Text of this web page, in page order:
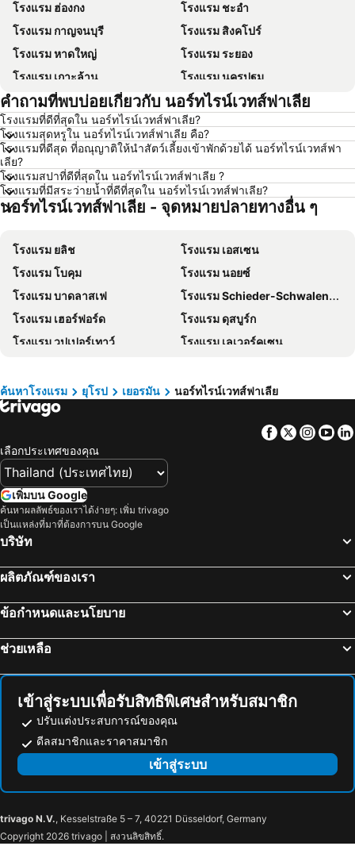
โรงแรม ฮ่องกง
โรงแรม ชะอำ
โรงแรม กาญจนบุรี
โรงแรม สิงคโปร์
โรงแรม หาดใหญ่
โรงแรม ระยอง
โรงแรม เกาะล้าน
โรงแรม นครปฐม
โรงแรม นครราชสีมา
โรงแรม ซินยี่
โรงแรม เขาหลัก
โรงแรม โตเกียว
โรงแรม อุดรธานี
โรงแรม ศรีราชา
โรงแรม กระบี่
โรงแรม นครนายก
โรงแรม นครพนม
โรงแรม ฮ่องกง
โรงแรม Schaffhausen
โรงแรม ไทเป
โรงแรม บาหลี
โรงแรม ลาว
โรงแรม เขตเมืองหลวงบรัสเซลส์
คำถามที่พบบ่อยเกี่ยวกับ นอร์ทไรน์เวทส์ฟาเลีย
โรงแรมที่ดีที่สุดใน นอร์ทไรน์เวทส์ฟาเลีย?
โรงแรมสุดหรูใน นอร์ทไรน์เวทส์ฟาเลีย คือ?
โรงแรมที่ดีสุด ที่อณุญาติให้นำสัตว์เลี้ยงเข้าพักด้วยได้ นอร์ทไรน์เวทส์ฟา
เลีย?
โรงแรมสปาที่ดีที่สุดใน นอร์ทไรน์เวทส์ฟาเลีย ?
โรงแรมที่มีสระว่ายน้ำที่ดีที่สุดใน นอร์ทไรน์เวทส์ฟาเลีย?
นอร์ทไรน์เวทส์ฟาเลีย - จุดหมายปลายทางอื่น ๆ
โรงแรม ยลิช
โรงแรม เอสเซน
โรงแรม โบคุม
โรงแรม นอยซ์
โรงแรม บาดลาสเฟ
โรงแรม Schieder-Schwalenberg
โรงแรม เฮอร์ฟอร์ด
โรงแรม ดุสบูร์ก
โรงแรม วูปเปอร์เทาว์
โรงแรม เลเวอร์คูเซน
โรงแรม โคโลญ
โรงแรม บลูล
ค้นหาโรงแรม ยุโรป เยอรมัน นอร์ทไรน์เวทส์ฟาเลีย
Facebook
Twitter
เลือกประเทศของคุณ
เพิ่มบน Google
ค้นหาผลลัพธ์ของเราได้ง่ายๆ: เพิ่ม trivago
เป็นแหล่งที่มาที่ต้องการบน Google
บริษัท
ผลิตภัณฑ์ของเรา
ข้อกำหนดและนโยบาย
ช่วยเหลือ
เข้าสู่ระบบเพื่อรับสิทธิพิเศษสำหรับสมาชิก
ปรับแต่งประสบการณ์ของคุณ
ดีลสมาชิกและราคาสมาชิก
เข้าสู่ระบบ
trivago N.V., Kesselstraße 5 – 7, 40221 Düsseldorf, Germany
Copyright 2026 trivago | สงวนลิขสิทธิ์.